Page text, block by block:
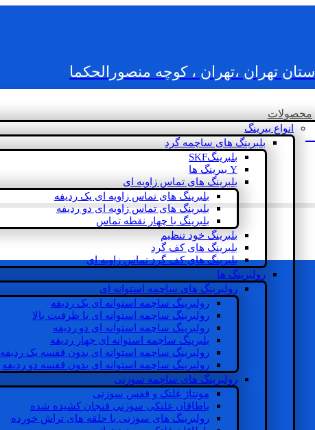
تهران ،تهران ، کوچه منصورالحکما
محصولات
انواع بیرینگ
بلبرینگ های ساچمه گرد
بلبرینگSKF
Y بیرینگ ها
بلبرینگ های تماس زاویه ای
بلبرینگ های تماس زاویه ای یک ردیفه
بلبرینگ های تماس زاویه ای دو ردیفه
بلبرینگ با چهار نقطه تماس
بلبرینگ خود تنظیم
بلبرینگ های کف گرد
بلبرینگ های کف گرد تماس زاویه ای
رولبرینگ ها
رولبرینگ های ساچمه استوانه ای
رولبرینگ ساچمه استوانه ای یک ردیفه
رولبرینگ ساچمه استوانه ای با ظرفیت بالا
رولبرینگ ساچمه استوانه ای دو ردیفه
بلبرینگ ساچمه استوانه ای چهار ردیفه
رولبرینگ ساچمه استوانه ای بدون قفسه یک ردیفه
رولبرینگ ساچمه استوانه ای بدون قفسه دو ردیفه
رولبرینگ های ساچمه سوزنی
مونتاژ غلتک و قفس سوزنی
یاطاقان غلتکی سوزنی فنجان کشیده شده
رولبرینگ های سوزنی با حلقه های تراش خورده